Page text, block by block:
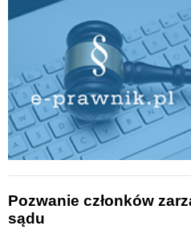
Pozwanie członków
sądu